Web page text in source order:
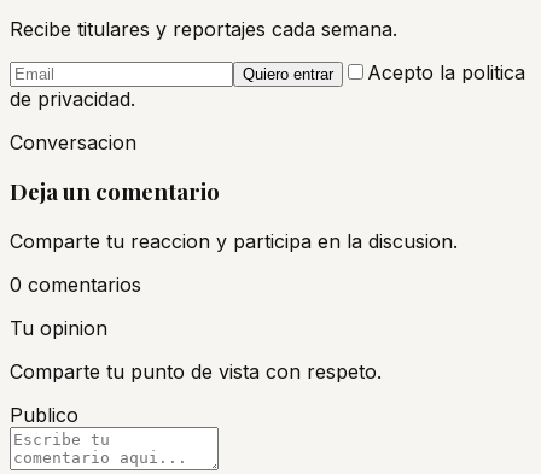
Recibe titulares y reportajes cada semana.
Quiero entrar
Acepto la politica
de privacidad.
Conversacion
Deja un comentario
Comparte tu reaccion y participa en la discusion.
0 comentarios
Tu opinion
Comparte tu punto de vista con respeto.
Publico